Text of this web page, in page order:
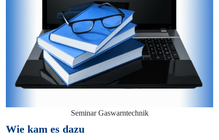
Seminar Gaswarntechnik
Wie kam es dazu